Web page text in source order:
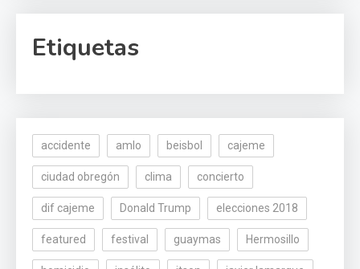
Etiquetas
accidente amlo beisbol cajeme
ciudad obregón clima concierto
dif cajeme Donald Trump elecciones 2018
featured festival guaymas Hermosillo